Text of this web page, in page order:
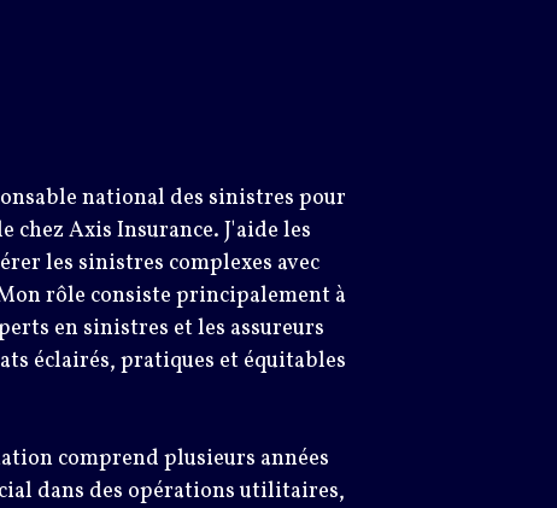
national des sinistres pour
Axis Insurance. J'aide les
les sinistres complexes avec
rôle consiste principalement à
en sinistres et les assureurs
éclairés, pratiques et équitables
comprend plusieurs années
dans des opérations utilitaires,